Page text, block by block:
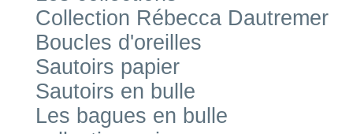
Collection Rébecca Dautremer
Boucles d'oreilles
Sautoirs papier
Sautoirs en bulle
Les bagues en bulle